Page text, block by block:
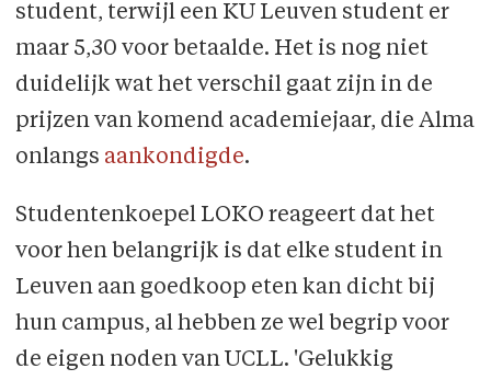
student, terwijl een KU Leuven student er
maar 5,30 voor betaalde. Het is nog niet
duidelijk wat het verschil gaat zijn in de
prijzen van komend academiejaar, die Alma
onlangs aankondigde.
Studentenkoepel LOKO reageert dat het
voor hen belangrijk is dat elke student in
Leuven aan goedkoop eten kan dicht bij
hun campus, al hebben ze wel begrip voor
de eigen noden van UCLL. 'Gelukkig